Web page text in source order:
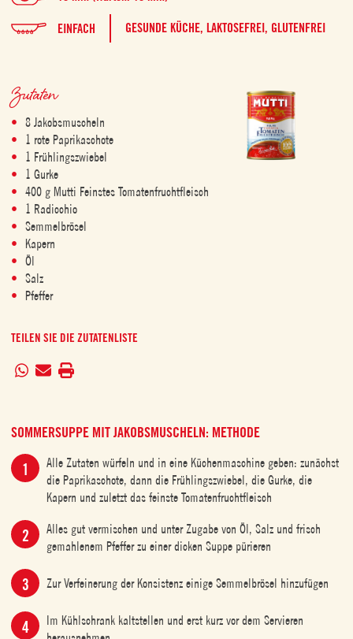
EINFACH GESUNDE KÜCHE, LAKTOSEFREI, GLUTENFREI
Zutaten
8 Jakobsmuscheln
1 rote Paprikaschote
1 Frühlingszwiebel
1 Gurke
400 g Mutti Feinstes Tomatenfruchtfleisch
1 Radicchio
Semmelbrösel
Kapern
Öl
Salz
Pfeffer
TEILEN SIE DIE ZUTATENLISTE
SOMMERSUPPE MIT JAKOBSMUSCHELN: METHODE
Alle Zutaten würfeln und in eine Küchenmaschine geben: zunächst
die Paprikaschote, dann die Frühlingszwiebel, die Gurke, die
Kapern und zuletzt das feinste Tomatenfruchtfleisch
Alles gut vermischen und unter Zugabe von Öl, Salz und frisch
gemahlenem Pfeffer zu einer dicken Suppe pürieren
Zur Verfeinerung der Konsistenz einige Semmelbrösel hinzufügen
Im Kühlschrank kaltstellen und erst kurz vor dem Servieren